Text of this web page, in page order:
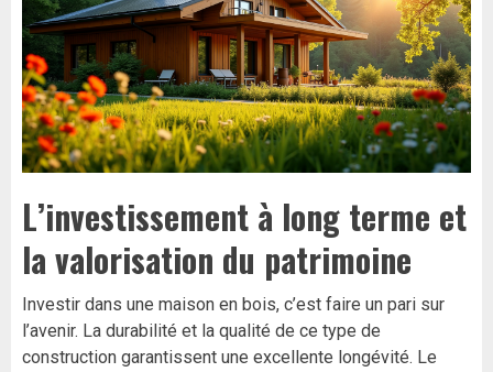
L’investissement à long terme et
la valorisation du patrimoine
Investir dans une maison en bois, c’est faire un pari sur
l’avenir. La durabilité et la qualité de ce type de
construction garantissent une excellente longévité. Le